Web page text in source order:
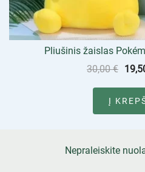
Pliušinis žaislas
30,00€
Į
Nepraleiskite